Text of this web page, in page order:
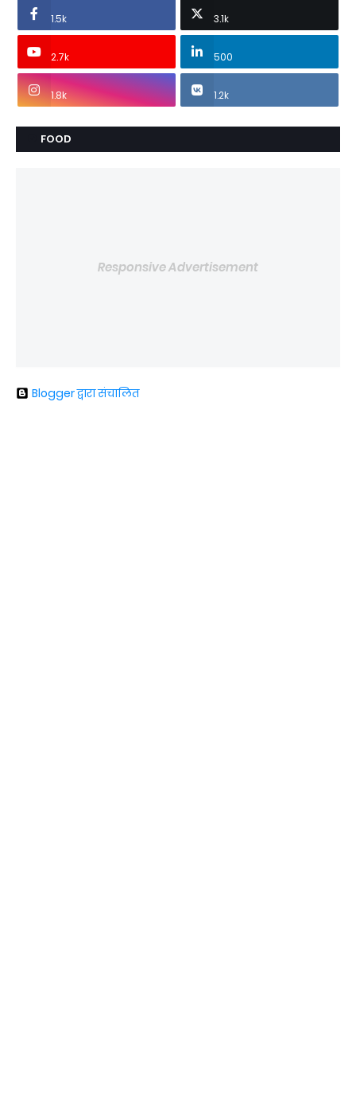
1.5k 3.1k
2.7k 500
1.8k 1.2k
FOOD
Responsive Advertisement
Blogger द्वारा संचालित